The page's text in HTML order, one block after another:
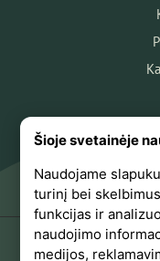
Šioje svetainėje
Naudojame
turinį bei
funkcijas ir
naudojimo
medijos,